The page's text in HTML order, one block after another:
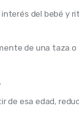
del bebé y
de una taza
de esa edad,